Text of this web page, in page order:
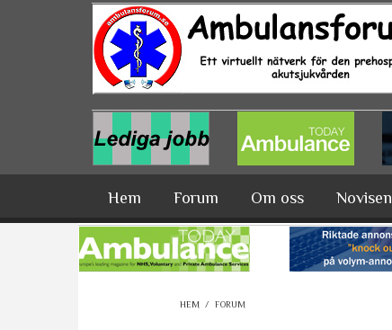
Hoppa till huvudinnehåll
Hem Forum Om oss Novisen
HEM / FORUM